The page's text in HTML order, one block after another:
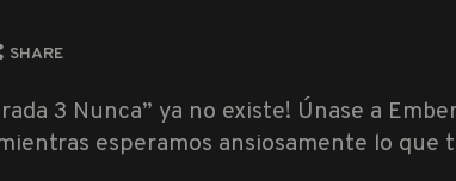
SHARE
3 Nunca” ya no existe! Únase a
esperamos ansiosamente lo que